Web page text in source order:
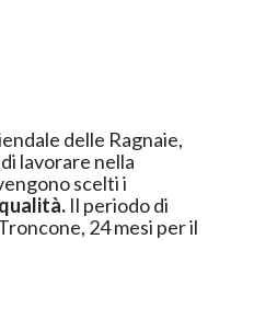
lavorare nella
scelti i
qualità.Il periodo di
24 mesi per il